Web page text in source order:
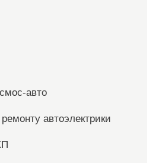
авто
автоэлектрики